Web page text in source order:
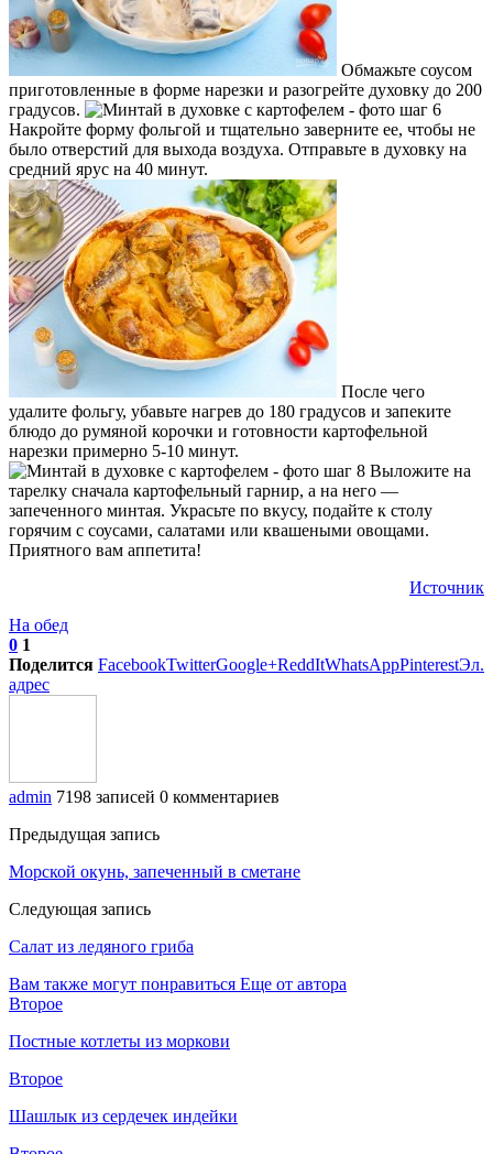
Обмажьте соусом
приготовленные в форме нарезки и разогрейте духовку до 200
градусов.
Накройте форму фольгой и тщательно заверните ее, чтобы не
было отверстий для выхода воздуха. Отправьте в духовку на
средний ярус на 40 минут.
После чего
удалите фольгу, убавьте нагрев до 180 градусов и запеките
блюдо до румяной корочки и готовности картофельной
нарезки примерно 5-10 минут.
Выложите на
тарелку сначала картофельный гарнир, а на него —
запеченного минтая. Украсьте по вкусу, подайте к столу
горячим с соусами, салатами или квашеными овощами.
Приятного вам аппетита!
Источник
На обед
0 1
Поделится FacebookTwitterGoogle+ReddItWhatsAppPinterestЭл.
адрес
admin 7198 записей 0 комментариев
Предыдущая запись
Морской окунь, запеченный в сметане
Следующая запись
Салат из ледяного гриба
Вам также могут понравиться Еще от автора
Второе
Постные котлеты из моркови
Второе
Шашлык из сердечек индейки